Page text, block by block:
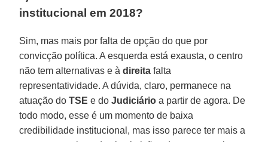
institucional em 2018?
Sim, mas mais por falta de opção do que por
convicção política. A esquerda está exausta, o centro
não tem alternativas e àdireita falta
representatividade. A dúvida, claro, permanece na
atuação doTSE e doJudiciário a partir de agora. De
todo modo, esse é um momento de baixa
credibilidade institucional, mas isso parece ter mais a